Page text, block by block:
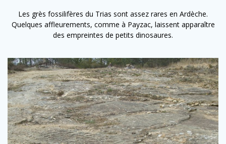
Les grès fossilifères du Trias sont assez rares en Ardèche.
Quelques affleurements, comme à Payzac, laissent apparaître
des empreintes de petits dinosaures.